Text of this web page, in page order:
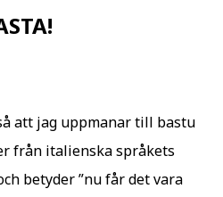
att jag uppmanar till bastu
från italienska språkets
betyder ”nu får det vara